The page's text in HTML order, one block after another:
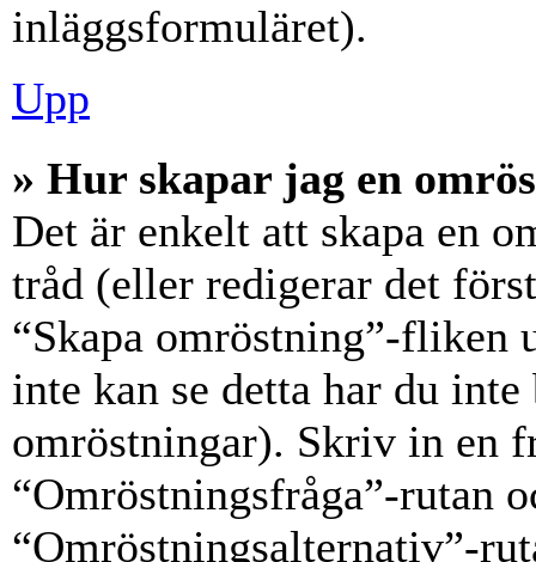
inläggsformuläret).
Upp
» Hur skapar jag en
Det är enkelt att skapa en
tråd (eller redigerar det
“Skapa omröstning”-fliken
inte kan se detta har du
omröstningar). Skriv in en
“Omröstningsfråga”-rutan
“Omröstningsalternativ”-